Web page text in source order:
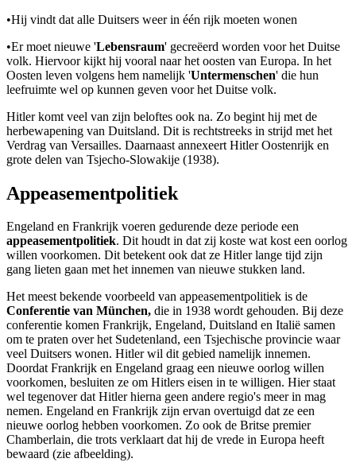
•Hij vindt dat alle Duitsers weer in één rijk moeten wonen
•Er moet nieuwe 'Lebensraum' gecreëerd worden voor het Duitse
volk. Hiervoor kijkt hij vooral naar het oosten van Europa. In het
Oosten leven volgens hem namelijk 'Untermenschen' die hun
leefruimte wel op kunnen geven voor het Duitse volk.
Hitler komt veel van zijn beloftes ook na. Zo begint hij met de
herbewapening van Duitsland. Dit is rechtstreeks in strijd met het
Verdrag van Versailles. Daarnaast annexeert Hitler Oostenrijk en
grote delen van Tsjecho-Slowakije (1938).
Appeasementpolitiek
Engeland en Frankrijk voeren gedurende deze periode een
appeasementpolitiek. Dit houdt in dat zij koste wat kost een oorlog
willen voorkomen. Dit betekent ook dat ze Hitler lange tijd zijn
gang lieten gaan met het innemen van nieuwe stukken land.
Het meest bekende voorbeeld van appeasementpolitiek is de
Conferentie van München, die in 1938 wordt gehouden. Bij deze
conferentie komen Frankrijk, Engeland, Duitsland en Italië samen
om te praten over het Sudetenland, een Tsjechische provincie waar
veel Duitsers wonen. Hitler wil dit gebied namelijk innemen.
Doordat Frankrijk en Engeland graag een nieuwe oorlog willen
voorkomen, besluiten ze om Hitlers eisen in te willigen. Hier staat
wel tegenover dat Hitler hierna geen andere regio's meer in mag
nemen. Engeland en Frankrijk zijn ervan overtuigd dat ze een
nieuwe oorlog hebben voorkomen. Zo ook de Britse premier
Chamberlain, die trots verklaart dat hij de vrede in Europa heeft
bewaard (zie afbeelding).